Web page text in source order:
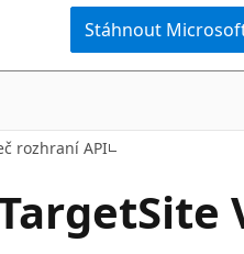
Stáhnout
rozhraní API
Site